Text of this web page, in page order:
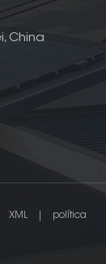
China
XML
política